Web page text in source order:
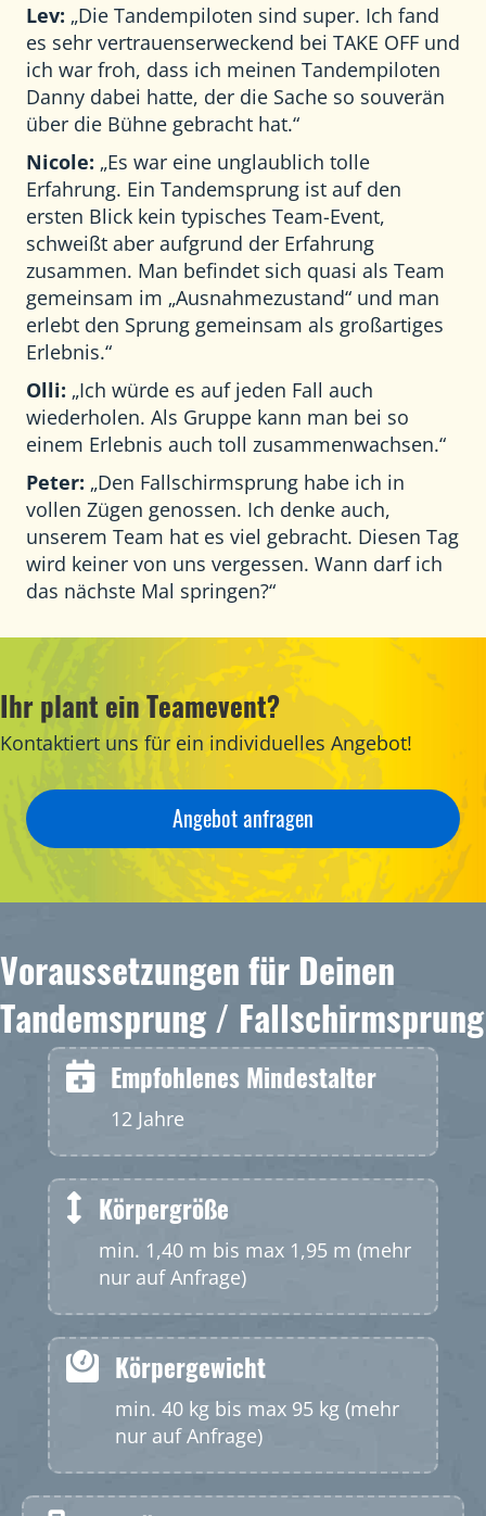
Lev: „Die Tandempiloten sind super. Ich fand
es sehr vertrauenserweckend bei TAKE OFF und
ich war froh, dass ich meinen Tandempiloten
Danny dabei hatte, der die Sache so souverän
über die Bühne gebracht hat.“
Nicole: „Es war eine unglaublich tolle
Erfahrung. Ein Tandemsprung ist auf den
ersten Blick kein typisches Team-Event,
schweißt aber aufgrund der Erfahrung
zusammen. Man befindet sich quasi als Team
gemeinsam im „Ausnahmezustand“ und man
erlebt den Sprung gemeinsam als großartiges
Erlebnis.“
Olli: „Ich würde es auf jeden Fall auch
wiederholen. Als Gruppe kann man bei so
einem Erlebnis auch toll zusammenwachsen.“
Peter: „Den Fallschirmsprung habe ich in
vollen Zügen genossen. Ich denke auch,
unserem Team hat es viel gebracht. Diesen Tag
wird keiner von uns vergessen. Wann darf ich
das nächste Mal springen?“
Ihr plant ein Teamevent?
Kontaktiert uns für ein individuelles Angebot!
Angebot anfragen
Voraussetzungen für Deinen
Tandemsprung / Fallschirmsprung
Empfohlenes Mindestalter
12 Jahre
Körpergröße
min. 1,40 m bis max 1,95 m (mehr
nur auf Anfrage)
Körpergewicht
min. 40 kg bis max 95 kg (mehr
nur auf Anfrage)